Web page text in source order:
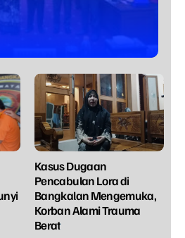
Kasus Dugaan
Pencabulan Lora di
Bangkalan Mengemuka,
Korban Alami Trauma
Berat